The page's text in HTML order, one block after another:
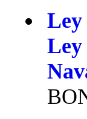
Ley
Ley